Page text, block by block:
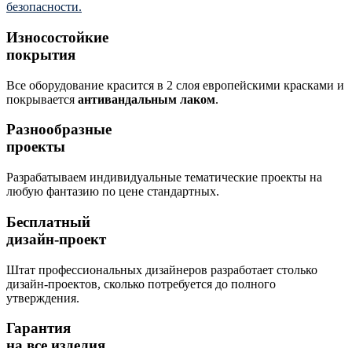
безопасности.
Износостойкие
покрытия
Все оборудование красится в 2 слоя европейскими красками и
покрывается антивандальным лаком.
Разнообразные
проекты
Разрабатываем индивидуальные тематические проекты на
любую фантазию по цене стандартных.
Бесплатный
дизайн-проект
Штат профессиональных дизайнеров разработает столько
дизайн-проектов, сколько потребуется до полного
утверждения.
Гарантия